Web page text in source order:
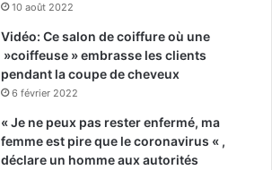
10 août 2022
Vidéo: Ce salon de coiffure où une
»coiffeuse » embrasse les clients
pendant la coupe de cheveux
6 février 2022
« Je ne peux pas rester enfermé, ma
femme est pire que le coronavirus « ,
déclare un homme aux autorités